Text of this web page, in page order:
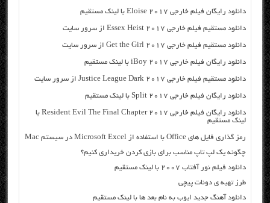
دانلود رایگان فیلم خارجی Eloise 2017 با لینک مستقیم
دانلود مستقیم فیلم خارجی Essex Heist 2017 از سرور سایت
دانلود مستقیم فیلم خارجی Get the Girl 2017 از سرور سایت
دانلود رایگان فیلم خارجی iBoy 2017 با لینک مستقیم
دانلود مستقیم فیلم خارجی Justice League Dark 2017 از سرور سایت
دانلود رایگان فیلم خارجی Split 2017 با لینک مستقیم
دانلود رایگان فیلم خارجی Resident Evil The Final Chapter 2017 با
لینک مستقیم
رمز گذاری فایل های Office با استفاده از Microsoft Excel در سیستم Mac
چگونه یک لپ تاپ مناسب برای بازی کردن خریداری کنیم؟
دانلود فیلم نور آفتاب ۲۰۰۷ با لینک مستقیم
طرز تهیه ی دونات پیچی
دانلود آهنگ جدید ایوب به نام بعد ها با لینک مستقیم